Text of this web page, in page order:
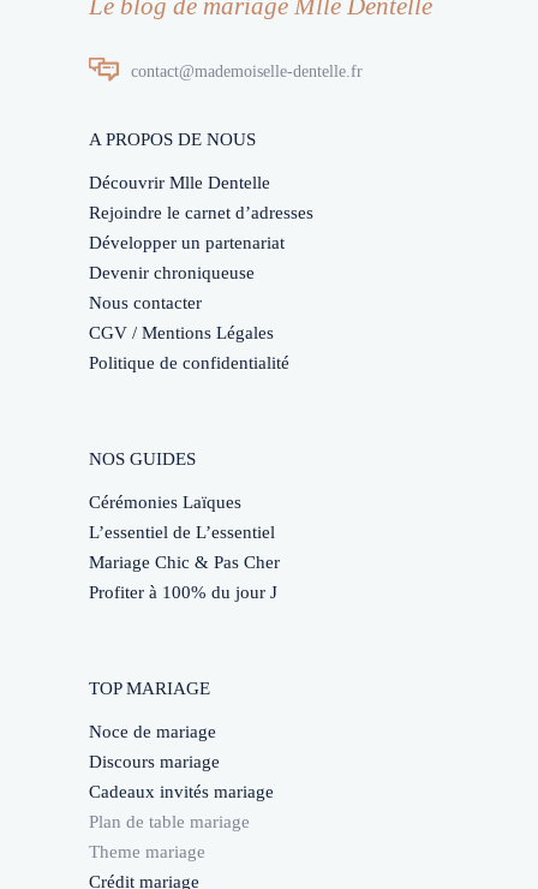
contact@mademoiselle-dentelle.fr
A PROPOS DE NOUS
Découvrir Mlle Dentelle
Rejoindre le carnet d’adresses
Développer un partenariat
Devenir chroniqueuse
Nous contacter
CGV / Mentions Légales
Politique de confidentialité
NOS GUIDES
Cérémonies Laïques
L’essentiel de L’essentiel
Mariage Chic & Pas Cher
Profiter à 100% du jour J
TOP MARIAGE
Noce de mariage
Discours mariage
Cadeaux invités mariage
Plan de table mariage
Theme mariage
Crédit mariage